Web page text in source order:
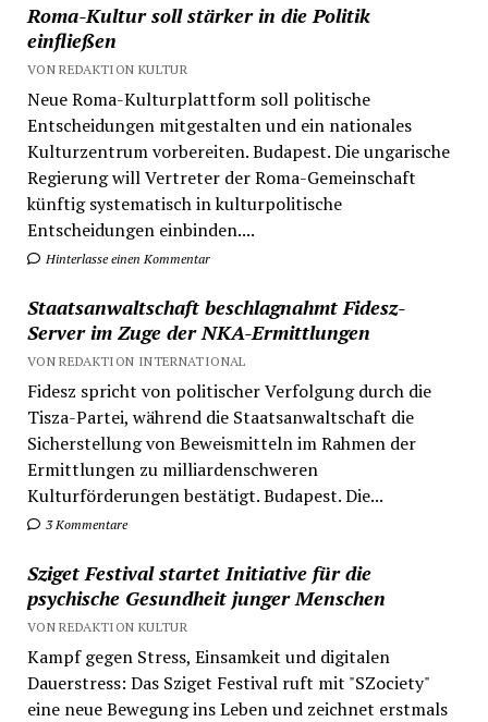
Roma-Kultur soll stärker in die Politik
einfließen
VON REDAKTION KULTUR
Neue Roma-Kulturplattform soll politische
Entscheidungen mitgestalten und ein nationales
Kulturzentrum vorbereiten. Budapest. Die ungarische
Regierung will Vertreter der Roma-Gemeinschaft
künftig systematisch in kulturpolitische
Entscheidungen einbinden....
Hinterlasse einen Kommentar
Staatsanwaltschaft beschlagnahmt Fidesz-
Server im Zuge der NKA-Ermittlungen
VON REDAKTION INTERNATIONAL
Fidesz spricht von politischer Verfolgung durch die
Tisza-Partei, während die Staatsanwaltschaft die
Sicherstellung von Beweismitteln im Rahmen der
Ermittlungen zu milliardenschweren
Kulturförderungen bestätigt. Budapest. Die...
3 Kommentare
Sziget Festival startet Initiative für die
psychische Gesundheit junger Menschen
VON REDAKTION KULTUR
Kampf gegen Stress, Einsamkeit und digitalen
Dauerstress: Das Sziget Festival ruft mit "SZociety"
eine neue Bewegung ins Leben und zeichnet erstmals